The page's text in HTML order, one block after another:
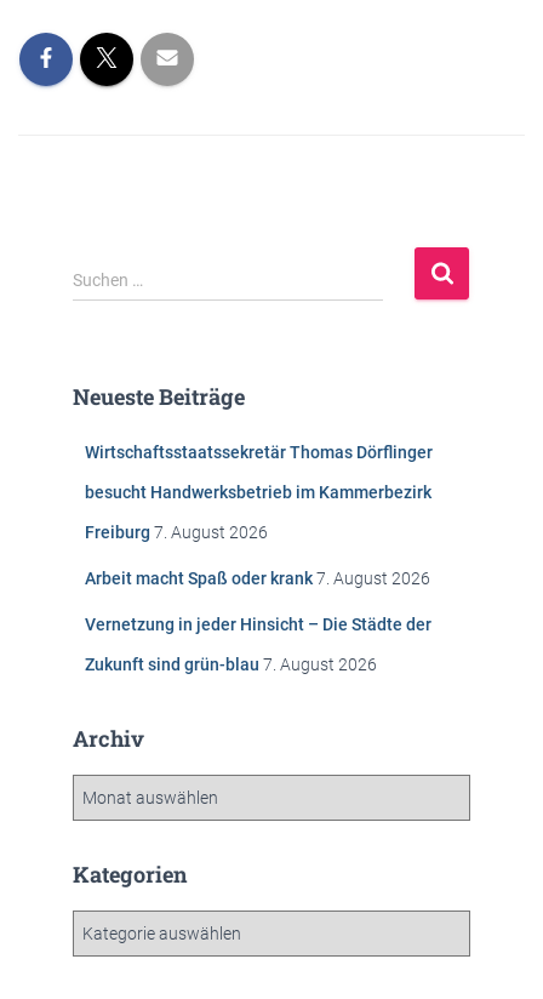
S
u
n
Suchen …
Neueste Beiträge
Wirtschaftsstaatssekretär Thomas Dörflinger
besucht Handwerksbetrieb im Kammerbezirk
Freiburg 7. August 2026
Arbeit macht Spaß oder krank7. August 2026
Vernetzung in jeder Hinsicht – Die Städte der
Zukunft sind grün-blau 7. August 2026
Archiv
h
Kategorien